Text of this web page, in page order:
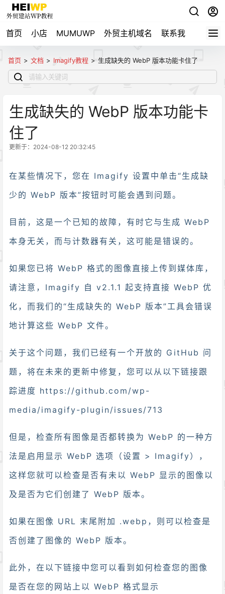
首页 小店 MUMUWP 外贸主机域名 联系我 自用导
首页 > 文档 > Imagify教程 > 生成缺失的 WebP 版本功能卡住了
生成缺失的 WebP 版本功能卡
住了
更新于：2024-08-12 20:32:45
在某些情况下，您在 Imagify 设置中单击“生成缺
少的 WebP 版本”按钮时可能会遇到问题。
目前，这是一个已知的故障，有时它与生成 WebP
本身无关，而与计数器有关，这可能是错误的。
如果您已将 WebP 格式的图像直接上传到媒体库，
请注意，Imagify 自 v2.1.1 起支持直接 WebP 优
化，而我们的“生成缺失的 WebP 版本”工具会错误
地计算这些 WebP 文件。
关于这个问题，我们已经有一个开放的 GitHub 问
题，将在未来的更新中修复，您可以从以下链接跟
踪进度 https://github.com/wp-
media/imagify-plugin/issues/713
但是，检查所有图像是否都转换为 WebP 的一种方
法是启用显示 WebP 选项（设置 > Imagify），
这样您就可以检查是否有未以 WebP 显示的图像以
及是否为它们创建了 WebP 版本。
如果在图像 URL 末尾附加 .webp，则可以检查是
否创建了图像的 WebP 版本。
此外，在以下链接中您可以看到如何检查您的图像
是否在您的网站上以 WebP 格式显示